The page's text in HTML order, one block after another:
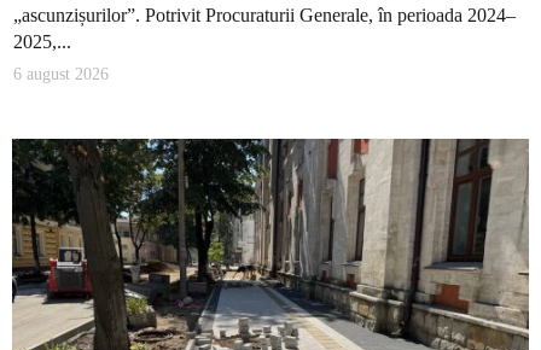
„ascunzișurilor”. Potrivit Procuraturii Generale, în perioada 2024–
2025,...
6 august 2026